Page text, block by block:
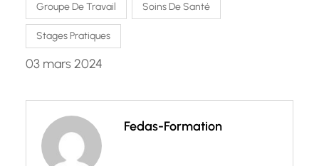
Groupe De Travail Soins De Santé
Stages Pratiques
03 mars 2024
Fedas-Formation